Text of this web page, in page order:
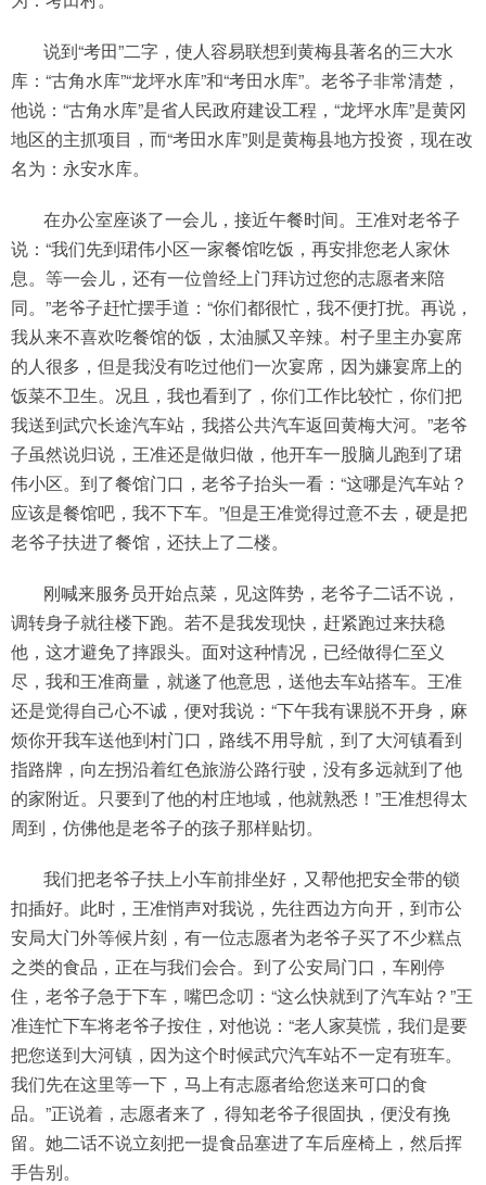
说到“考田”二字，使人容易联想到黄梅县著名的三大水
库：“古角水库”“龙坪水库”和“考田水库”。老爷子非常清楚，
他说：“古角水库”是省人民政府建设工程，“龙坪水库”是黄冈
地区的主抓项目，而“考田水库”则是黄梅县地方投资，现在改
名为：永安水库。
在办公室座谈了一会儿，接近午餐时间。王准对老爷子
说：“我们先到珺伟小区一家餐馆吃饭，再安排您老人家休
息。等一会儿，还有一位曾经上门拜访过您的志愿者来陪
同。”老爷子赶忙摆手道：“你们都很忙，我不便打扰。再说，
我从来不喜欢吃餐馆的饭，太油腻又辛辣。村子里主办宴席
的人很多，但是我没有吃过他们一次宴席，因为嫌宴席上的
饭菜不卫生。况且，我也看到了，你们工作比较忙，你们把
我送到武穴长途汽车站，我搭公共汽车返回黄梅大河。”老爷
子虽然说归说，王准还是做归做，他开车一股脑儿跑到了珺
伟小区。到了餐馆门口，老爷子抬头一看：“这哪是汽车站？
应该是餐馆吧，我不下车。”但是王准觉得过意不去，硬是把
老爷子扶进了餐馆，还扶上了二楼。
刚喊来服务员开始点菜，见这阵势，老爷子二话不说，
调转身子就往楼下跑。若不是我发现快，赶紧跑过来扶稳
他，这才避免了摔跟头。面对这种情况，已经做得仁至义
尽，我和王准商量，就遂了他意思，送他去车站搭车。王准
还是觉得自己心不诚，便对我说：“下午我有课脱不开身，麻
烦你开我车送他到村门口，路线不用导航，到了大河镇看到
指路牌，向左拐沿着红色旅游公路行驶，没有多远就到了他
的家附近。只要到了他的村庄地域，他就熟悉！”王准想得太
周到，仿佛他是老爷子的孩子那样贴切。
我们把老爷子扶上小车前排坐好，又帮他把安全带的锁
扣插好。此时，王准悄声对我说，先往西边方向开，到市公
安局大门外等候片刻，有一位志愿者为老爷子买了不少糕点
之类的食品，正在与我们会合。到了公安局门口，车刚停
住，老爷子急于下车，嘴巴念叨：“这么快就到了汽车站？”王
准连忙下车将老爷子按住，对他说：“老人家莫慌，我们是要
把您送到大河镇，因为这个时候武穴汽车站不一定有班车。
我们先在这里等一下，马上有志愿者给您送来可口的食
品。”正说着，志愿者来了，得知老爷子很固执，便没有挽
留。她二话不说立刻把一提食品塞进了车后座椅上，然后挥
手告别。